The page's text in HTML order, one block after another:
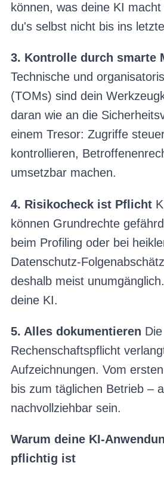
können, was deine KI
du's selbst nicht bis ins
3. Kontrolle durch smarte
Technische und
(TOMs) sind dein
daran wie an die
einem Tresor: Zugriffe
kontrollieren,
umsetzbar machen.
4. Risikocheck ist Pflicht
können Grundrechte
beim Profiling oder bei
Datenschutz-
deshalb meist
deine KI.
5. Alles dokumentieren Die
Rechenschaftspflicht
Aufzeichnungen. Vom
bis zum täglichen Betrieb –
nachvollziehbar sein.
Warum deine KI-
pflichtig ist